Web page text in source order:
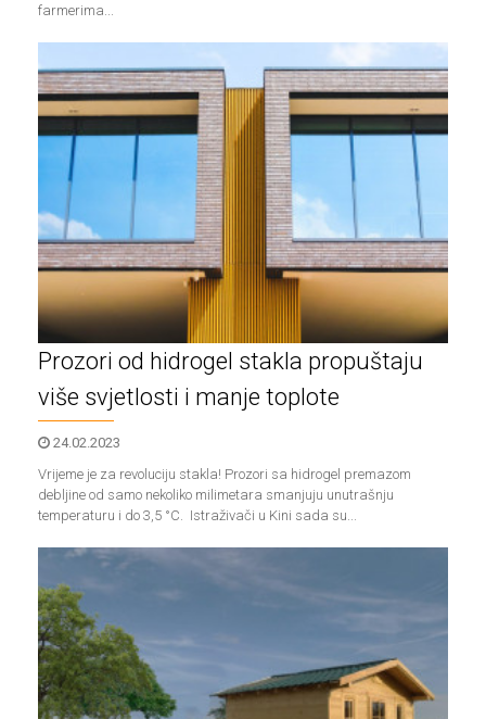
farmerima...
Prozori od hidrogel stakla propuštaju
više svjetlosti i manje toplote
24.02.2023
Vrijeme je za revoluciju stakla! Prozori sa hidrogel premazom
debljine od samo nekoliko milimetara smanjuju unutrašnju
temperaturu i do 3,5 °C. Istraživači u Kini sada su...